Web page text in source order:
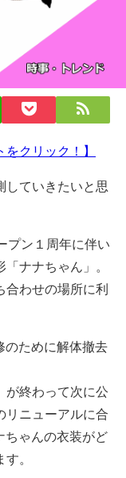
クリック！】
ていきたいと思
プン１周年に伴い
ナナちゃん」。
合わせの場所に利
ために解体撤去
終わって次に公
リニューアルに合
ちゃんの衣装がど
。